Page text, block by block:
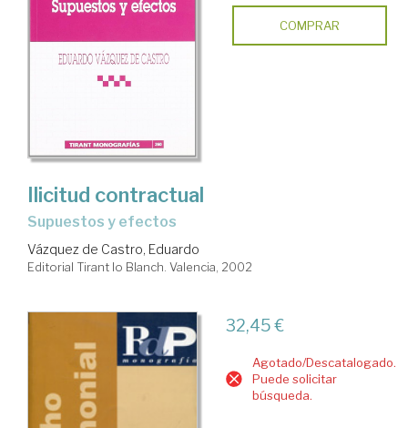
COMPRAR
Ilicitud contractual
supuestos y efectos
Vázquez de Castro, Eduardo
Editorial Tirant lo Blanch. Valencia, 2002
32,45 €
Agotado/Descatalogado.
Puede solicitar
búsqueda.